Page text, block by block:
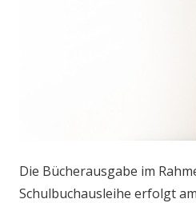
Die Bücherausgabe im
Schulbuchausleihe erfolgt